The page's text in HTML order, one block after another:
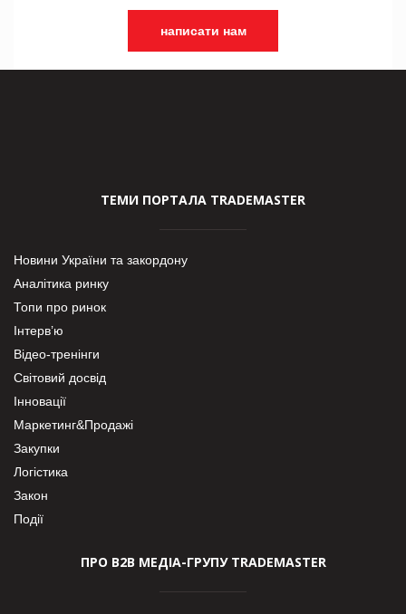
написати нам
ТЕМИ ПОРТАЛА TRADEMASTER
Новини України та закордону
Аналітика ринку
Топи про ринок
Інтерв’ю
Відео-тренінги
Світовий досвід
Інновації
Маркетинг&Продажі
Закупки
Логістика
Закон
Події
ПРО В2В МЕДІА-ГРУПУ TRADEMASTER